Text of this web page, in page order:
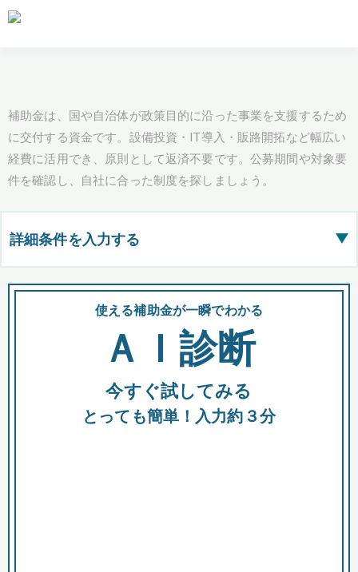
補助金は、国や自治体が政策目的に沿った事業を支援するため
に交付する資金です。設備投資・IT導入・販路開拓など幅広い
経費に活用でき、原則として返済不要です。公募期間や対象要
件を確認し、自社に合った制度を探しましょう。
詳細条件を入力する ▶
都道府県
全国の検索結果を含めて表示
助成金 融資 出資
使える補助金が一瞬でわかる
ＡＩ診断
今すぐ試してみる
とっても簡単！入力約３分